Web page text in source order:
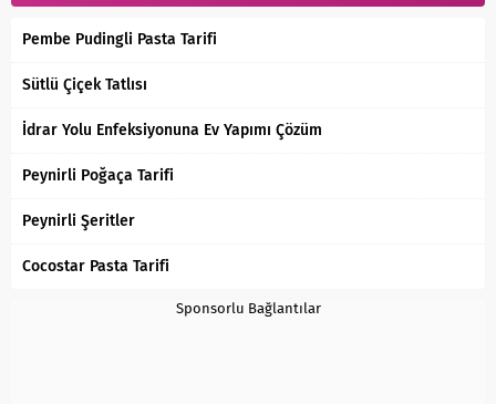
Pembe Pudingli Pasta Tarifi
Sütlü Çiçek Tatlısı
İdrar Yolu Enfeksiyonuna Ev Yapımı Çözüm
Peynirli Poğaça Tarifi
Peynirli Şeritler
Cocostar Pasta Tarifi
Sponsorlu Bağlantılar